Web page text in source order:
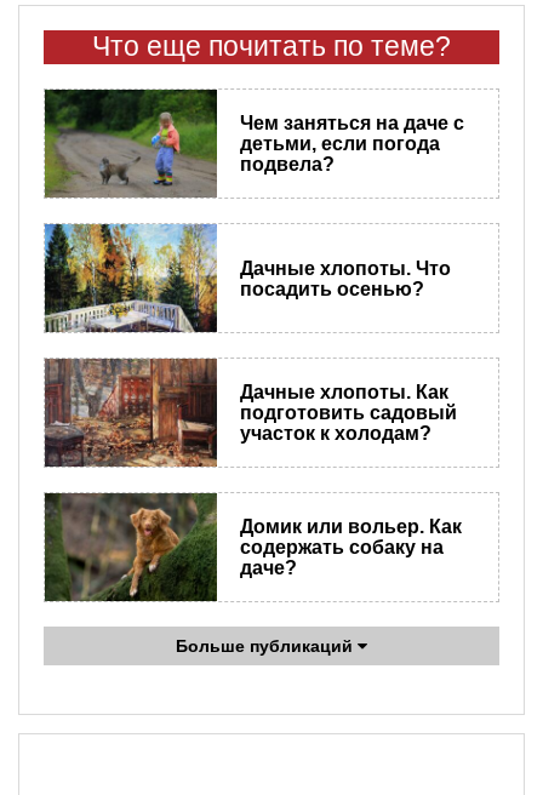
Что еще почитать по теме?
Чем заняться на даче с
детьми, если погода
подвела?
Дачные хлопоты. Что
посадить осенью?
Дачные хлопоты. Как
подготовить садовый
участок к холодам?
Домик или вольер. Как
содержать собаку на
даче?
Больше публикаций